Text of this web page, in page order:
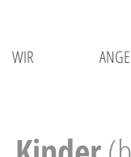
WIR